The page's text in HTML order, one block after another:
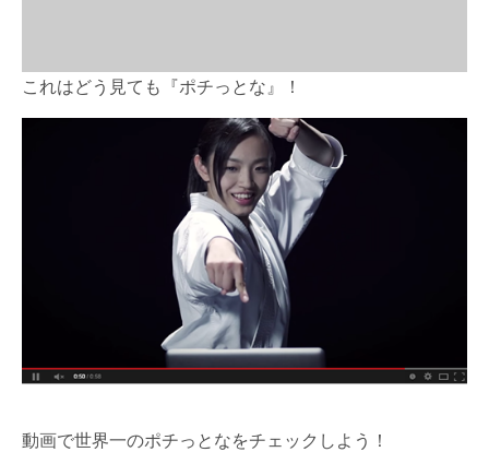
これはどう見ても『ポチっとな』！
動画で世界一のポチっとなをチェックしよう！